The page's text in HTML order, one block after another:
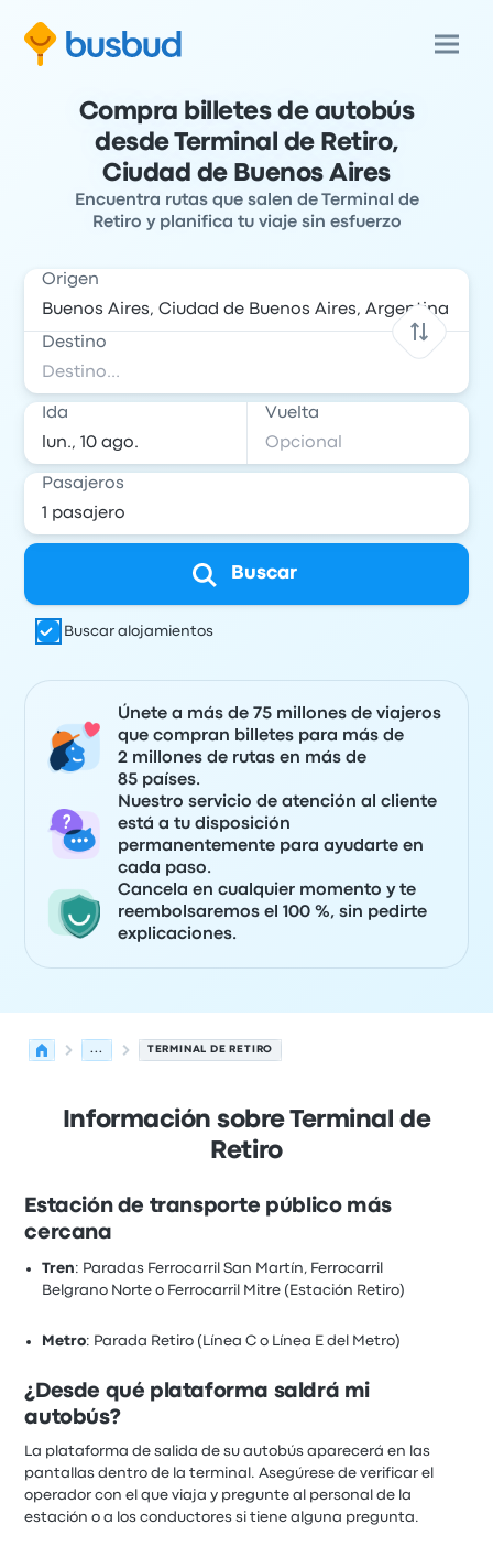
Compra billetes de autobús
desde Terminal de Retiro,
Ciudad de Buenos Aires
Encuentra rutas que salen de Terminal de
Retiro y planifica tu viaje sin esfuerzo
Origen
Destino
Ida Vuelta
Pasajeros
Buscar
Buscar alojamientos
Únete a más de 75 millones de viajeros
que compran billetes para más de
2 millones de rutas en más de
85 países.
Nuestro servicio de atención al cliente
está a tu disposición
permanentemente para ayudarte en
cada paso.
Cancela en cualquier momento y te
reembolsaremos el 100 %, sin pedirte
explicaciones.
... TERMINAL DE RETIRO
Información sobre Terminal de
Retiro
Estación de transporte público más
cercana
Tren: Paradas Ferrocarril San Martín, Ferrocarril
Belgrano Norte o Ferrocarril Mitre (Estación Retiro)
Metro: Parada Retiro (Línea C o Línea E del Metro)
¿Desde qué plataforma saldrá mi
autobús?
La plataforma de salida de su autobús aparecerá en las
pantallas dentro de la terminal. Asegúrese de verificar el
operador con el que viaja y pregunte al personal de la
estación o a los conductores si tiene alguna pregunta.